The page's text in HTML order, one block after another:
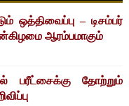
ஒத்திவைப்பு – டிசம்பர்
ஆரம்பமாகும்
பரீட்சைக்கு தோற்றும்